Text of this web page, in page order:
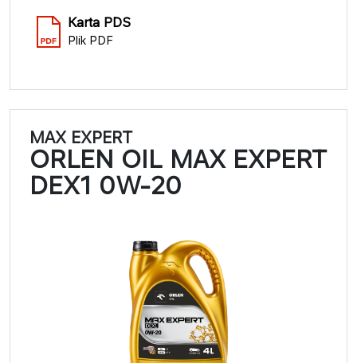
Karta PDS
Plik PDF
MAX EXPERT
ORLEN OIL MAX EXPERT
DEX1 0W-20